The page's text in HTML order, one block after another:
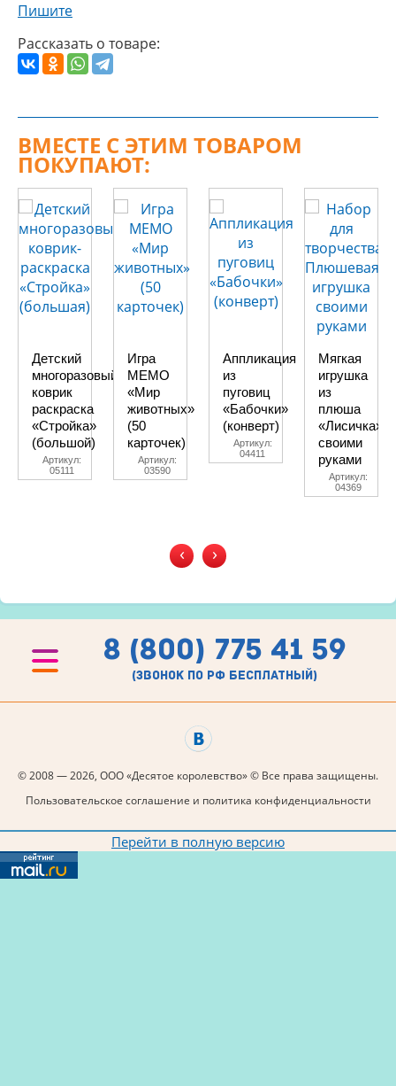
Пишите
Рассказать о товаре:
ВМЕСТЕ С ЭТИМ ТОВАРОМ
ПОКУПАЮТ:
Детский
многоразовый
коврик
раскраска
«Стройка»
(большой)
Артикул:
05111
Игра
МЕМО
«Мир
животных»
(50
карточек)
Артикул:
03590
Аппликация
из
пуговиц
«Бабочки»
(конверт)
Артикул:
04411
Мягкая
игрушка
из
плюша
«Лисичка»
своими
руками
Артикул:
04369
‹ ›
8 (800) 775 41 59
(звонок по рф бесплатный)
© 2008 — 2026, ООО «Десятое королевство» © Все права защищены.
Пользовательское соглашение и политика конфиденциальности
Перейти в полную версию